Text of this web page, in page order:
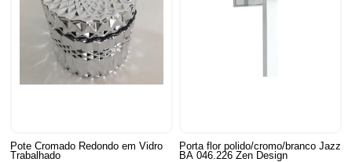
Pote Cromado Redondo em Vidro
Trabalhado
Porta flor polido/cromo/branco Jazz
BA 046.226 Zen Design